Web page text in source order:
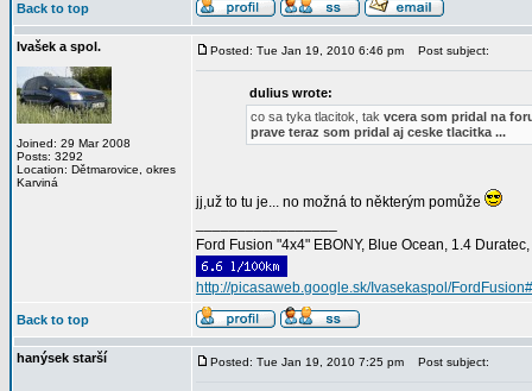
Back to top
Ivašek a spol.
Joined: 29 Mar 2008
Posts: 3292
Location: Dětmarovice, okres
Karviná
Posted: Tue Jan 19, 2010 6:46 pm Post subject:
dulius wrote:
co sa tyka tlacitok, tak vcera som pridal na
prave teraz som pridal aj ceske tlacitka ...
jj,už to tu je... no možná to některým pomůže
Ford Fusion "4x4" EBONY, Blue Ocean, 1.4
http://picasaweb.google.sk/Ivasekaspol/FordFusion#
Back to top
hanýsek starší Posted: Tue Jan 19, 2010 7:25 pm Post subject: